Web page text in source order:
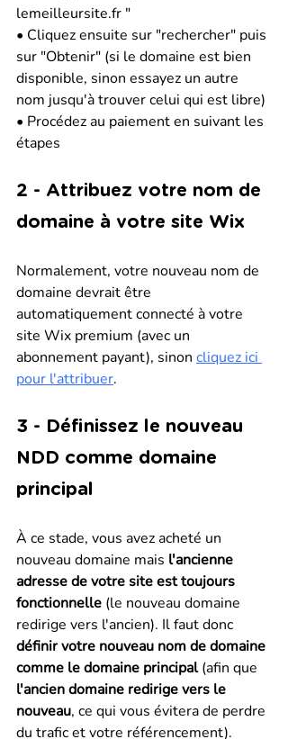
lemeilleursite.fr "
• Cliquez ensuite sur "rechercher" puis
sur "Obtenir" (si le domaine est bien
disponible, sinon essayez un autre
nom jusqu'à trouver celui qui est libre)
• Procédez au paiement en suivant les
étapes
2 - Attribuez votre nom de
domaine à votre site Wix
Normalement, votre nouveau nom de
domaine devrait être
automatiquement connecté à votre
site Wix premium (avec un
abonnement payant), sinon cliquez ici
pour l'attribuer.
3 - Définissez le nouveau
NDD comme domaine
principal
À ce stade, vous avez acheté un
nouveau domaine mais l'ancienne
adresse de votre site est toujours
fonctionnelle (le nouveau domaine
redirige vers l'ancien). Il faut donc
définir votre nouveau nom de domaine
comme le domaine principal (afin que
l'ancien domaine redirige vers le
nouveau, ce qui vous évitera de perdre
du trafic et votre référencement).